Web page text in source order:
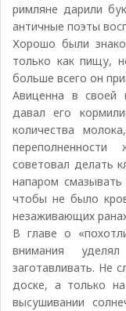
римляне дарили
античные поэты
Хорошо были
только как пищу,
больше всего он
Авиценна в своей
давал его
количества
советовал делать
напаром
чтобы не было
незаживающих
В главе о
внимания
заготавливать. Не
доске, а только
высушивании